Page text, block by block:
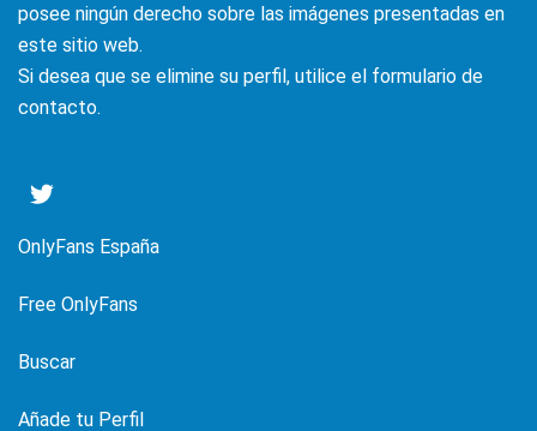
posee ningún derecho sobre las imágenes presentadas en
este sitio web.
Si desea que se elimine su perfil, utilice el formulario de
contacto.
OnlyFans España
Free OnlyFans
Buscar
Añade tu Perfil